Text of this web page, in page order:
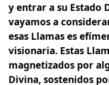
y entrar a su Estado
vayamos a
esas Llamas es
visionaria. Estas
magnetizados por
Divina, sostenidos